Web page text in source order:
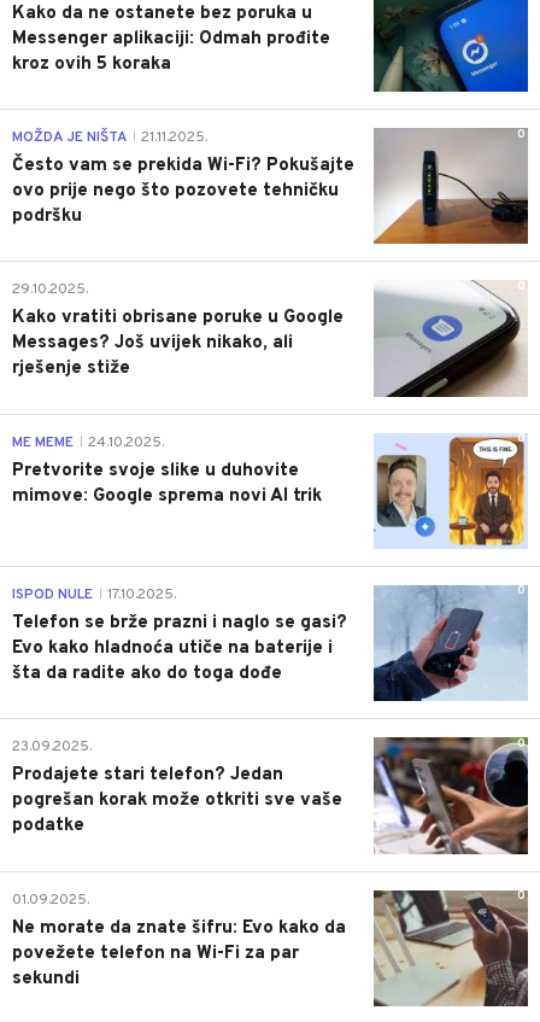
Kako da ne ostanete bez poruka u
Messenger aplikaciji: Odmah prođite
kroz ovih 5 koraka
0
MOŽDA JE NIŠTA 21.11.2025.
Često vam se prekida Wi-Fi? Pokušajte
ovo prije nego što pozovete tehničku
podršku
0
29.10.2025.
Kako vratiti obrisane poruke u Google
Messages? Još uvijek nikako, ali
rješenje stiže
0
ME MEME 24.10.2025.
Pretvorite svoje slike u duhovite
mimove: Google sprema novi AI trik
0
ISPOD NULE 17.10.2025.
Telefon se brže prazni i naglo se gasi?
Evo kako hladnoća utiče na baterije i
šta da radite ako do toga dođe
0
23.09.2025.
Prodajete stari telefon? Jedan
pogrešan korak može otkriti sve vaše
podatke
0
01.09.2025.
Ne morate da znate šifru: Evo kako da
povežete telefon na Wi-Fi za par
sekundi